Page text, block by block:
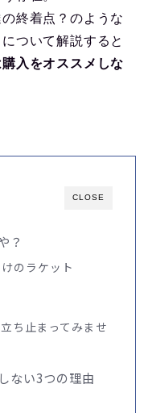
終着点？のような
ついて解説すると
入をオススメしな
CLOSE
？
のラケット
ち止まってみませ
ない3つの理由